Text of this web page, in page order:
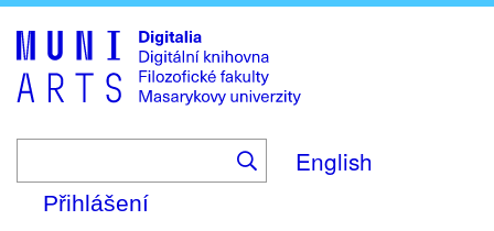
to
main
content
English
Přihlášení